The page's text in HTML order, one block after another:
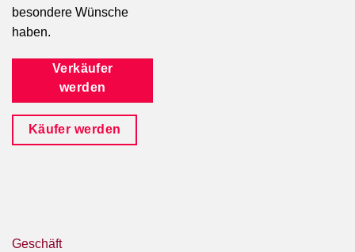
besondere Wünsche
haben.
Verkäufer
werden
Käufer werden
Geschäft